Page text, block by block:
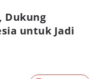
Dukung
untuk Jadi